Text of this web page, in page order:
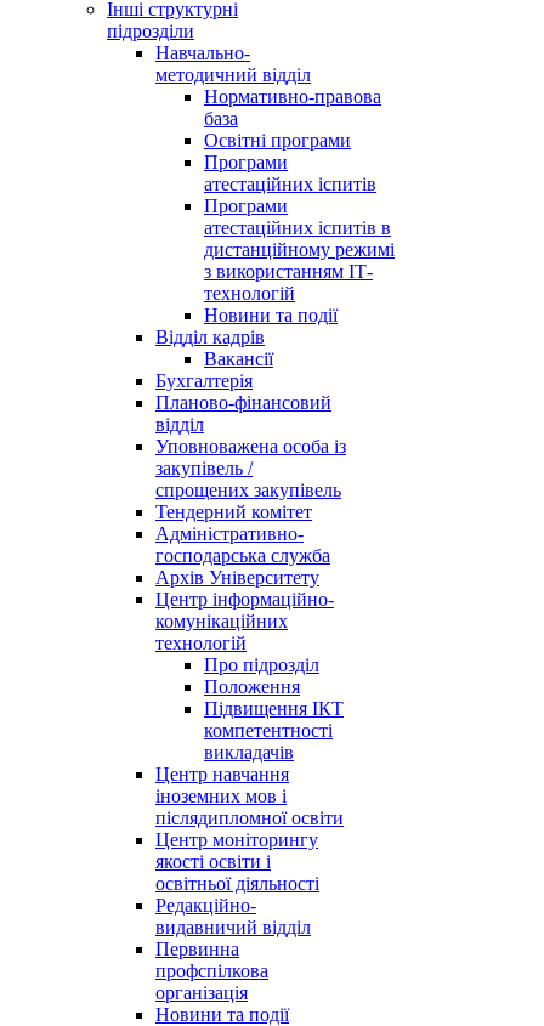
Інші структурні
підрозділи
Навчально-
методичний відділ
Нормативно-правова
база
Освітні програми
Програми
атестаційних іспитів
Програми
атестаційних іспитів в
дистанційному режимі
з використанням ІТ-
технологій
Новини та події
Відділ кадрів
Вакансії
Бухгалтерія
Планово-фінансовий
відділ
Уповноважена особа із
закупівель /
спрощених закупівель
Тендерний комітет
Адміністративно-
господарська служба
Архів Університету
Центр інформаційно-
комунікаційних
технологій
Про підрозділ
Положення
Підвищення ІКТ
компетентності
викладачів
Центр навчання
іноземних мов і
післядипломної освіти
Центр моніторингу
якості освіти і
освітньої діяльності
Редакційно-
видавничий відділ
Первинна
профспілкова
організація
Новини та події